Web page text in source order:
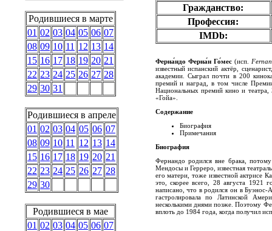
Родившиеся в марте
01 02 03 04 05 06 07
08 09 10 11 12 13 14
15 16 17 18 19 20 21
22 23 24 25 26 27 28
29 30 31
Родившиеся в апреле
01 02 03 04 05 06 07
08 09 10 11 12 13 14
15 16 17 18 19 20 21
22 23 24 25 26 27 28
29 30
Родившиеся в мае
01 02 03 04 05 06 07
Гражданство:
Профессия:
IMDb:
Ферна́ндо Ферна́н Го́мес(исп.
известный испанский актёр,
академии. Сыграл почти в 200
премий и наград, в том числе
Национальных премий кино и
«Гойа».
Содержание
Биография
Примечания
Биография
Фернандо родился вне брака,
Мендосы и Герреро, известная
его матери, тоже известной актрисе
это, скорее всего, 28 августа 1921
написано, что в родился он в
гастролировала по Латинской
несколькими днями позже. Поэтому
вплоть до 1984 года, когда получил